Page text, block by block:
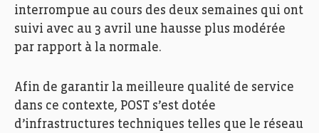
interrompue au cours des deux semaines qui ont
suivi avec au 3 avril une hausse plus modérée
par rapport à la normale.
Afin de garantir la meilleure qualité de service
dans ce contexte, POST s’est dotée
d’infrastructures techniques telles que le réseau